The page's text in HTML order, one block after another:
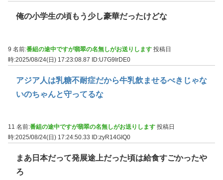
俺の小学生の頃もう少し豪華だったけどな
9 名前:番組の途中ですが翡翠の名無しがお送りします 投稿日
時:2025/08/24(日) 17:23:08.87 ID:U7G9IrDE0
アジア人は乳糖不耐症だから牛乳飲ませるべきじゃな
いのちゃんと守ってるな
11 名前:番組の途中ですが翡翠の名無しがお送りします 投稿日
時:2025/08/24(日) 17:24:50.33
ID:zyR14GIQ0
まあ日本だって発展途上だった頃は給食すごかったや
ろ